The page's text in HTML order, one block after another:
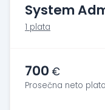
System
1 plata
700 €
Prosečna neto plata